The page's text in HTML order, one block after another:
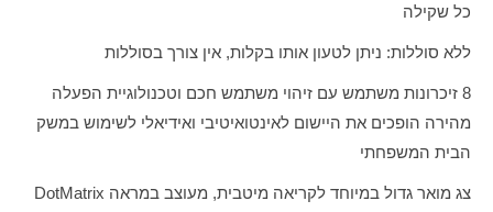
כל שקילה
ללא סוללות: ניתן לטעון אותו בקלות, אין צורך בסוללות
8 זיכרונות משתמש עם זיהוי משתמש חכם וטכנולוגיית הפעלה
מהירה הופכים את היישום לאינטואיטיבי ואידיאלי לשימוש במשק
הבית המשפחתי
צג מואר גדול במיוחד לקריאה מיטבית, מעוצב במראה DotMatrix